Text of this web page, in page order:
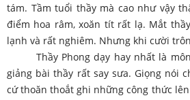
tám. Tầm tuổi thầy mà cao như vậy
điểm hoa râm, xoăn tít rất lạ. Mắt
lạnh và rất nghiêm. Nhưng khi cười
Thầy Phong dạy hay nhất là môn
giảng bài thầy rất say sưa. Giọng nói
cứ thoăn thoắt ghi những công thức